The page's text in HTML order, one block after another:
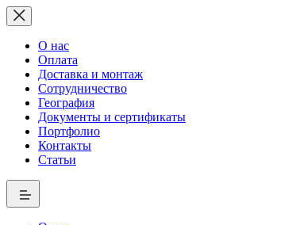
О нас
Оплата
Доставка и монтаж
Сотрудничество
География
Документы и сертификаты
Портфолио
Контакты
Статьи